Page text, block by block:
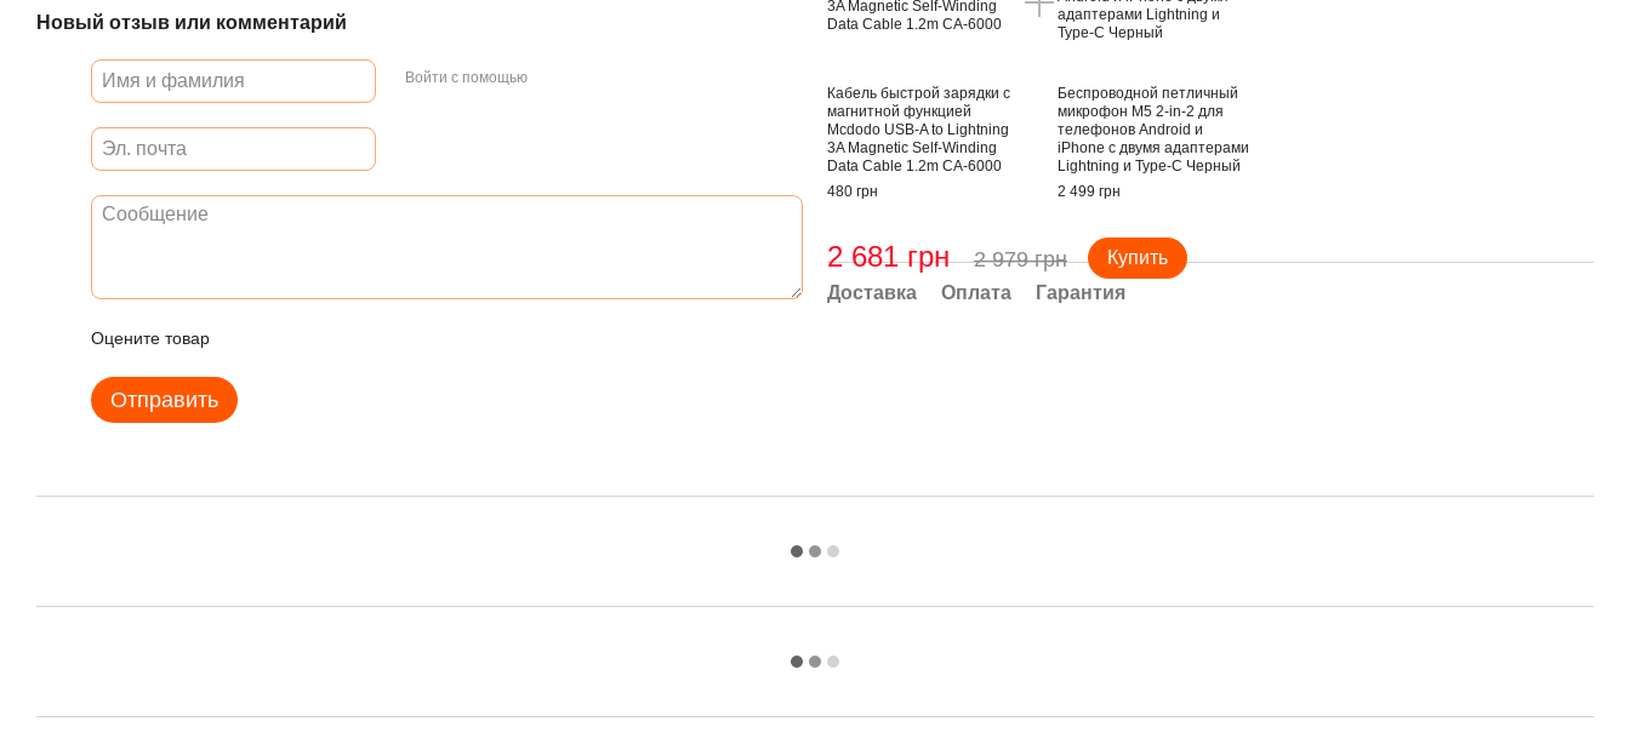
Новый отзыв или комментарий
Войти с помощью
Оцените товар
Отправить
Кабель быстрой зарядки с
магнитной функцией
Mcdodo USB-A to Lightning
3A Magnetic Self-Winding
Data Cable 1.2m CA-6000
480 грн
Беспроводной петличный
микрофон M5 2-in-2 для
телефонов Android и
iPhone с двумя адаптерами
Lightning и Type-C Черный
2 499 грн
2 681 грн 2 979 грн
Купить
Доставка
Оплата Гарантия